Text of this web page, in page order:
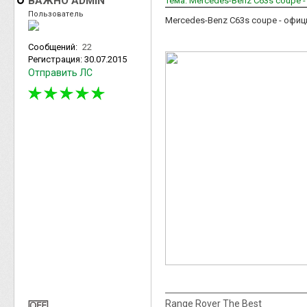
Пользователь
Сообщений: 22
Регистрация: 30.07.2015
Отправить ЛС
Mercedes-Benz C63s coupe -
Range Rover The Best